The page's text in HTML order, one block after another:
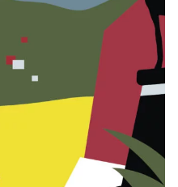
Et je ne le fais pas seul.
d'Uccle, Uccle
& PRÉJUGÉS
une frontière, j’appartiens à